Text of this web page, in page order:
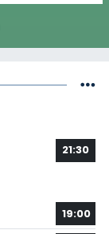
21:30
19:00